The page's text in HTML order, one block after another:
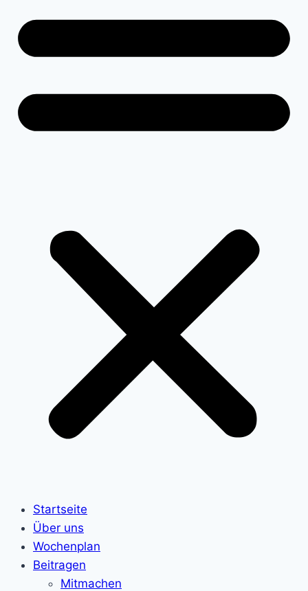
Startseite
Über uns
Wochenplan
Beitragen
Mitmachen